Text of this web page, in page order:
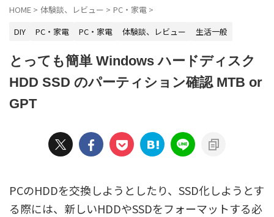
HOME > 体験談、レビュー > PC・家電 >
DIY
PC・家電 PC・家電 体験談、レビュー 生活一般
とっても簡単 Windows ハードディスク
HDD SSD のパーティション確認 MTB or
GPT
PCのHDDを交換しようとしたり、SSD化しようとす
る際には、新しいHDDやSSDをフォーマットする必